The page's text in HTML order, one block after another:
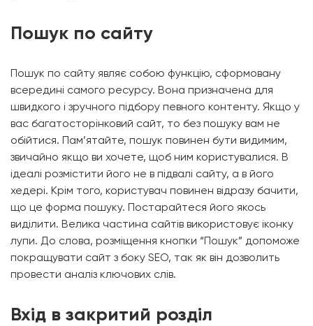
Пошук по сайту
Пошук по сайту являє собою функцію, сформовану
всередині самого ресурсу. Вона призначена для
швидкого і зручного підбору певного контенту. Якщо у
вас багатосторінковий сайт, то без пошуку вам не
обійтися. Пам’ятайте, пошук повинен бути видимим,
звичайно якщо ви хочете, щоб ним користувалися. В
ідеалі розмістити його не в підвалі сайту, а в його
хедері. Крім того, користувач повинен відразу бачити,
що це форма пошуку. Постарайтеся його якось
виділити. Велика частина сайтів використовує іконку
лупи. До слова, розміщення кнопки “Пошук” допоможе
покращувати сайт з боку SEO, так як він дозволить
провести аналіз ключових слів.
Вхід в закритий розділ